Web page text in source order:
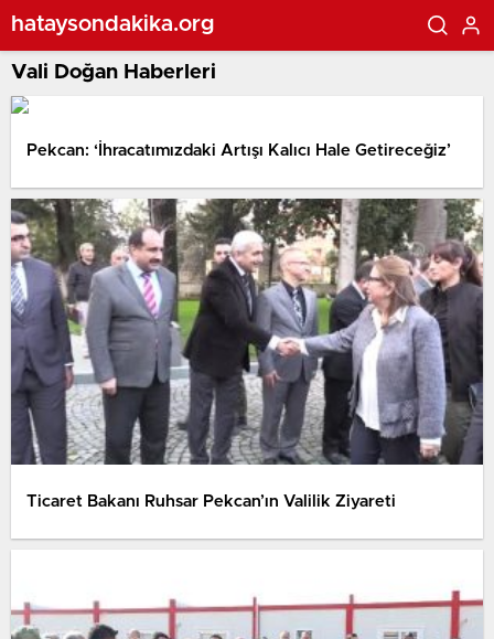
hataysondakika.org
Vali Doğan Haberleri
Pekcan: ‘İhracatımızdaki Artışı Kalıcı Hale Getireceğiz’
Ticaret Bakanı Ruhsar Pekcan’ın Valilik Ziyareti